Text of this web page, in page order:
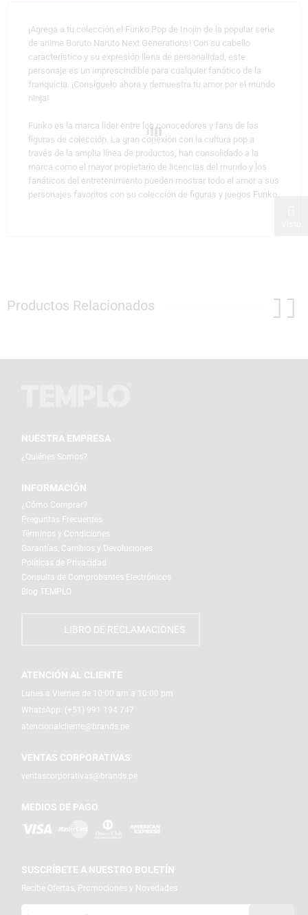
¡Agrega a tu colección el Funko Pop de Inojin de la popular serie
de anime Boruto Naruto Next Generations! Con su cabello
característico y su expresión llena de personalidad, este
personaje es un imprescindible para cualquier fanático de la
franquicia. ¡Consíguelo ahora y demuestra tu amor por el mundo
ninja!
Funko es la marca líder entre los conocedores y fans de las
figuras de colección. La gran conexión con la cultura pop a
través de la amplia línea de productos, han consolidado a la
marca como el mayor propietario de licencias del mundo y los
fanáticos del entretenimiento pueden mostrar todo el amor a sus
personajes favoritos con su colección de figuras y juegos Funko.
Productos Relacionados
NUESTRA EMPRESA
¿Quiénes Somos?
INFORMACIÓN
¿Cómo Comprar?
Preguntas Frecuentes
Términos y Condiciones
Garantías, Cambios y Devoluciones
Políticas de Privacidad
Consulta de Comprobantes Electrónicos
Blog TEMPLO
LIBRO DE RECLAMACIONES
ATENCIÓN AL CLIENTE
Lunes a Viernes de 10:00 am a 10:00 pm
WhatsApp: (+51) 991 194 747
atencionalcliente@brands.pe
VENTAS CORPORATIVAS
ventascorporativas@brands.pe
MEDIOS DE PAGO
SUSCRÍBETE A NUESTRO BOLETÍN
Recibe Ofertas, Promociones y Novedades